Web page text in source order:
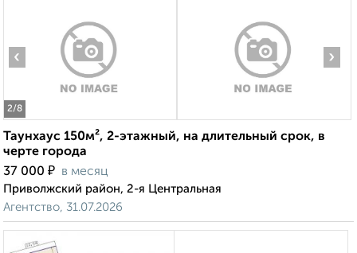
2/8
‹ ›
Таунхаус 150м², 2-этажный, на длительный срок, в
черте города
37 000 ₽ в месяц
Приволжский район, 2-я Центральная
Агентство, 31.07.2026